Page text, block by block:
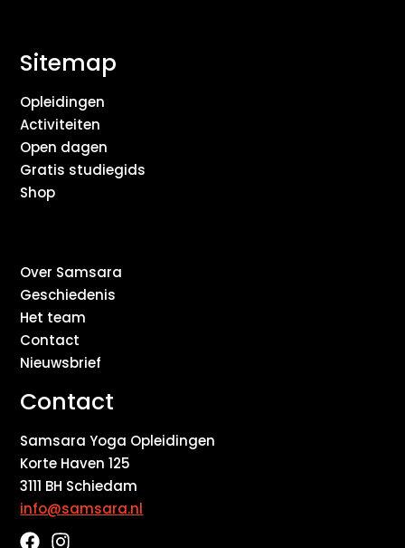
Sitemap
Opleidingen
Activiteiten
Open dagen
Gratis studiegids
Shop
Over Samsara
Geschiedenis
Het team
Contact
Nieuwsbrief
Contact
Samsara Yoga Opleidingen
Korte Haven 125
3111 BH Schiedam
info@samsara.nl
F I